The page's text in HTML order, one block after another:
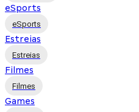
eSports
eSports
Estreias
Estreias
Filmes
Filmes
Games